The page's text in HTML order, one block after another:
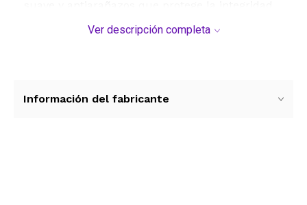
Cuenta con un cable USB-C integrado que
Ver descripción completa
Información del fabricante